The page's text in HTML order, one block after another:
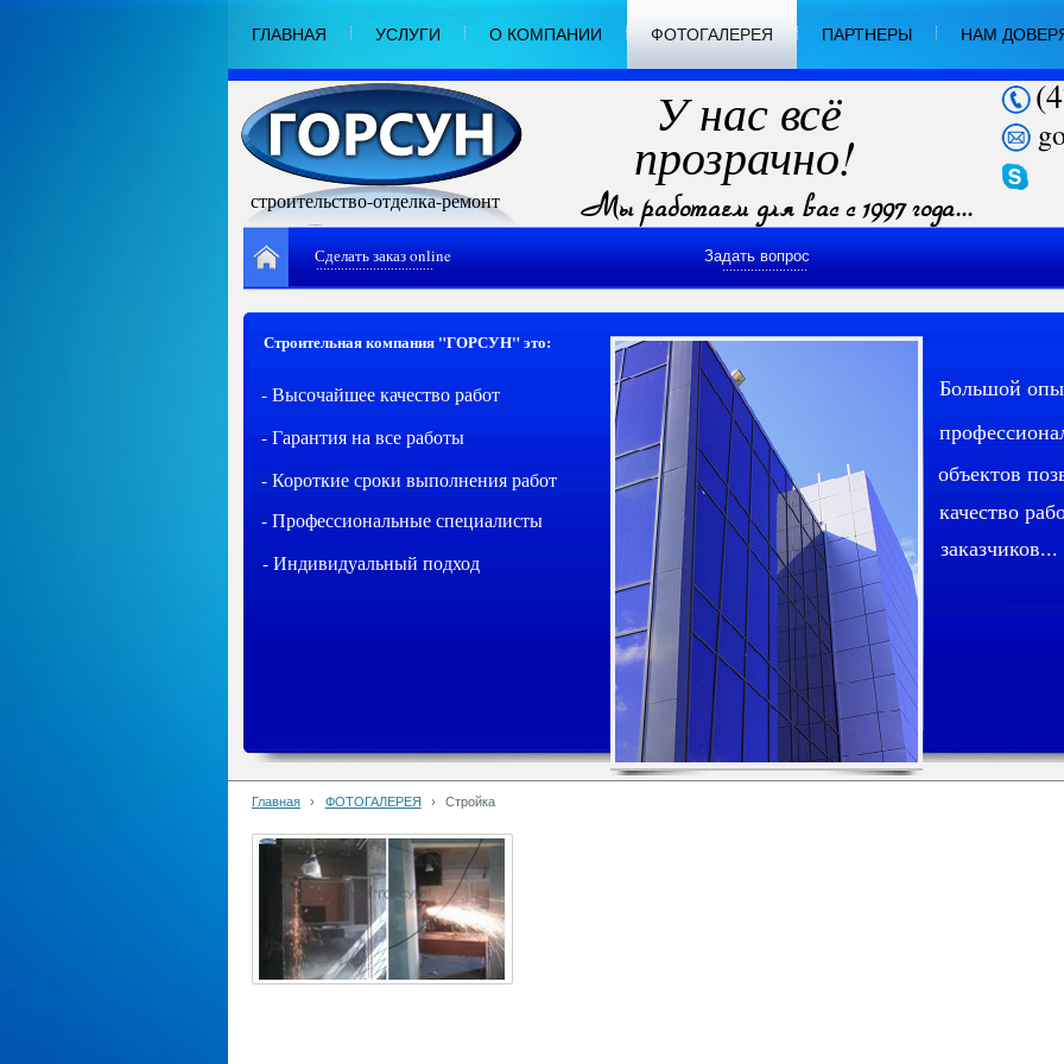
ГЛАВНАЯ УСЛУГИ О КОМПАНИИ ФОТОГАЛЕРЕЯ ПАРТНЕРЫ НАМ
Сделать заказ online
.................................
Задать вопрос
........................
Строительная компания "ГОРСУН" это:
- Высочайшее качество работ
- Гарантия на все работы
- Короткие сроки выполнения работ
- Профессиональные специалисты
- Индивидуальный подход
Большой
объектов
качество
заказчиков...
строительство-отделка-ремонт
У нас всё
прозрачно!
Мы работаем для вас с 1997 года...
Главная › ФОТОГАЛЕРЕЯ › Стройка